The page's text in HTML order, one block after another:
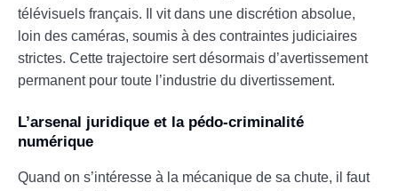
télévisuels français. Il vit dans une discrétion absolue,
loin des caméras, soumis à des contraintes judiciaires
strictes. Cette trajectoire sert désormais d’avertissement
permanent pour toute l’industrie du divertissement.
L’arsenal juridique et la pédo-criminalité
numérique
Quand on s’intéresse à la mécanique de sa chute, il faut